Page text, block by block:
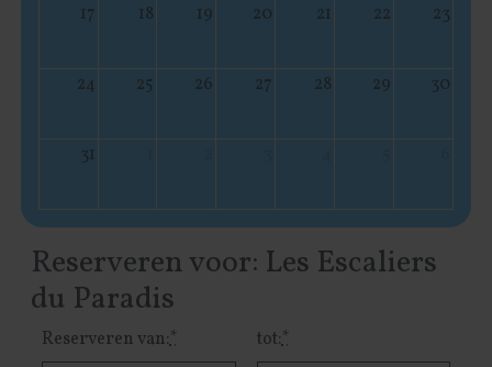
17 18 19 20 21 22 23
24 25 26 27 28 29 30
31
Reserveren voor: Les Escaliers
du Paradis
Reserveren van:* tot:*